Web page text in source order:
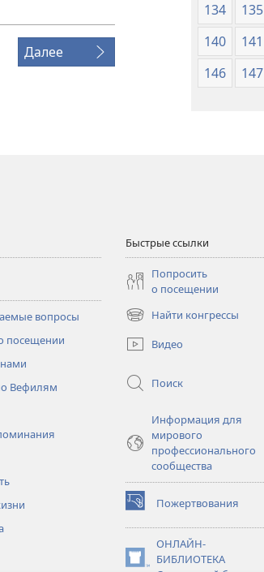
Далее
134
135
140
141
146
147
вопросы
посещении
нами
Вефилям
Быстрые ссылки
Попросить
о посещении
Найти конгрессы
(открывается
в
новом
Видео
Поиск
Информация для
мирового
профессионального
сообщества
Пожертвования
(открывается
в
новом
окне)
ОНЛАЙН-
БИБЛИОТЕКА
(открывается